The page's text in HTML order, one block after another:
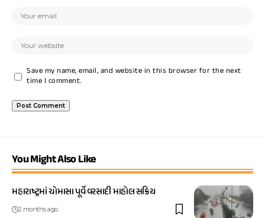
Save my name, email, and website in this browser for the next
time I comment.
You Might Also Like
મહારાષ્ટ્રમાં ચોમાસા પૂર્વે વરસાદી માહોલ સક્રિય
2 months ago